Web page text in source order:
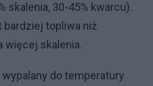
skalenia, 30-45% kwarcu).
bardziej topliwa niż
więcej skalenia.
do temperatury